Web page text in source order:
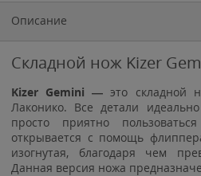
Описание
Складной нож Kizer
Kizer Gemini — это складной
Лаконико. Все детали
просто приятно
открывается с помощь
изогнутая, благодаря чем
Данная версия ножа